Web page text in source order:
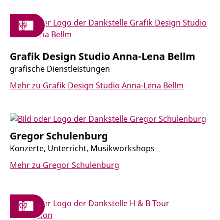
Grafik Design Studio Anna-Lena Bellm
grafische Dienstleistungen
Mehr zu Grafik Design Studio Anna-Lena Bellm
Gregor Schulenburg
Konzerte, Unterricht, Musikworkshops
Mehr zu Gregor Schulenburg